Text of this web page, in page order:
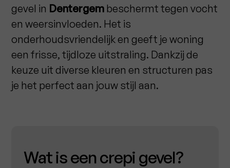
gevel in Dentergem beschermt tegen vocht
en weersinvloeden. Het is
onderhoudsvriendelijk en geeft je woning
een frisse, tijdloze uitstraling. Dankzij de
keuze uit diverse kleuren en structuren pas
je het perfect aan jouw stijl aan.
Wat is een crepi gevel?